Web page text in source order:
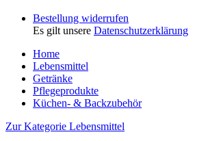
Bestellung widerrufen
Es gilt unsere Datenschutzerklärung
Home
Lebensmittel
Getränke
Pflegeprodukte
Küchen- & Backzubehör
Zur Kategorie Lebensmittel